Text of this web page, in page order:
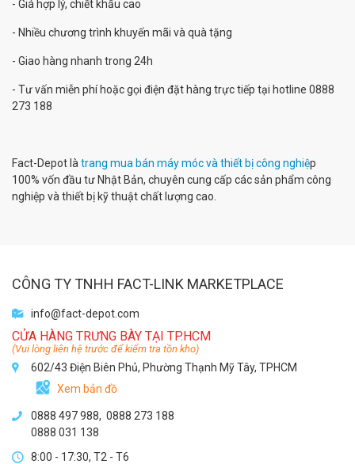
- Giá hợp lý, chiết khấu cao
- Nhiều chương trình khuyến mãi và quà tặng
- Giao hàng nhanh trong 24h
- Tư vấn miễn phí hoặc gọi điện đặt hàng trực tiếp tại hotline 0888
273 188
Fact-Depot là trang mua bán máy móc và thiết bị công nghiệp
100% vốn đầu tư Nhật Bản, chuyên cung cấp các sản phẩm công
nghiệp và thiết bị kỹ thuật chất lượng cao.
CÔNG TY TNHH FACT-LINK MARKETPLACE
info@fact-depot.com
CỬA HÀNG TRƯNG BÀY TẠI TP.HCM
(Vui lòng liên hệ trước để kiểm tra tồn kho)
602/43 Điện Biên Phủ, Phường Thạnh Mỹ Tây, TPHCM
Xem bản đồ
0888 497 988, 0888 273 188
0888 031 138
8:00 - 17:30, T2 - T6